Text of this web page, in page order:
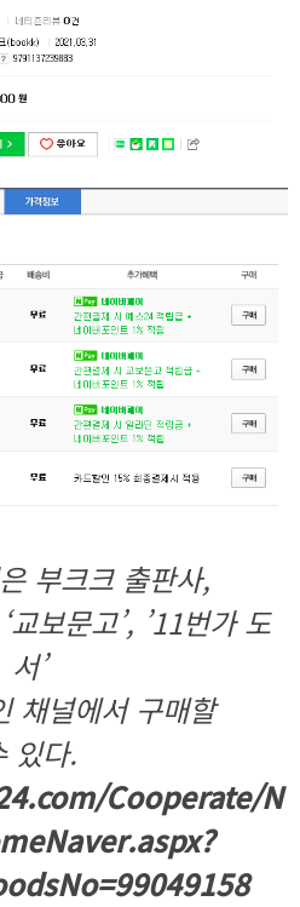
부크크 출판사,
교보문고’, ’11번가 도
서’
채널에서 구매할
있다.
Cooperate/N